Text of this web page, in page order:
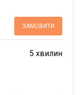
ЗАМОВИТИ
5 хвилин